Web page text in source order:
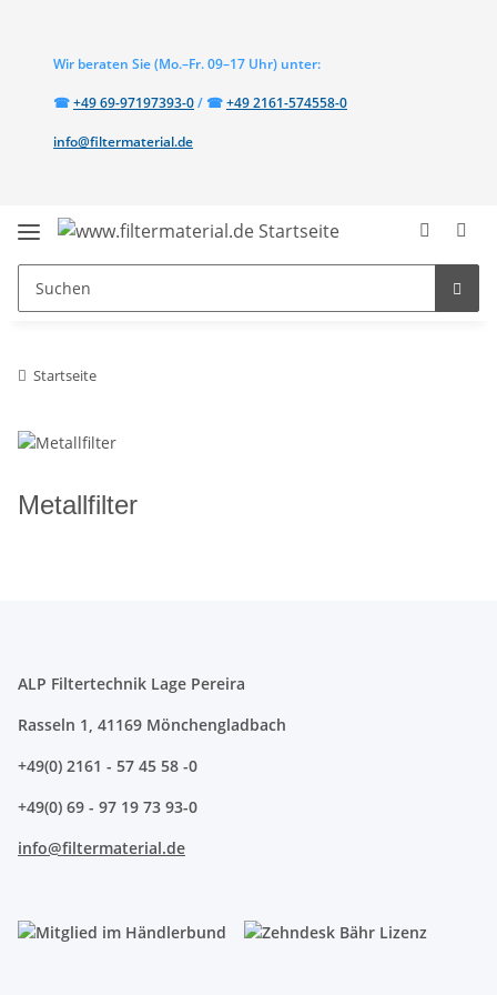
Wir beraten Sie(Mo.–Fr. 09–17 Uhr) unter:
☎Telefon:
+49 69-97197393-0/ ☎Telefon:
+49 2161-574558-0
info@filtermaterial.de
Startseite
Metallfilter
ALP Filtertechnik Lage Pereira
Rasseln 1, 41169 Mönchengladbach
+49(0) 2161 - 57 45 58 -0
+49(0) 69 - 97 19 73 93-0
info@filtermaterial.de